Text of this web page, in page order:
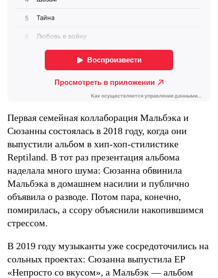
Первая семейная коллаборация Мальбэка и
Сюзанны состоялась в 2018 году, когда они
выпустили альбом в хип-хоп-стилистике
Reptiland. В тот раз презентация альбома
наделала много шума: Сюзанна обвинила
Мальбэка в домашнем насилии и публично
объявила о разводе. Потом пара, конечно,
помирилась, а ссору объяснили накопившимся
стрессом.
В 2019 году музыканты уже сосредоточились на
сольных проектах: Сюзанна выпустила EP
«Непросто со вкусом», а Мальбэк — альбом